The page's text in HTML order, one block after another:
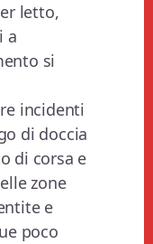
letto,
a
si
incidenti
di doccia
di corsa e
zone
e
poco